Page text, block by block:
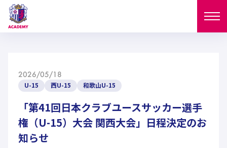
NEWS
U-18
試合日程
MATCH
スタッフ
2026/05/18
U-15 西U-15 和歌山U-15
「第41回日本クラブユースサッカー選手
権（U-15）大会 関西大会」日程決定のお
知らせ